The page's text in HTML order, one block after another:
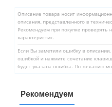
Описание товара носит
описания, представленного в
Рекомендуем при покупке проверять
характеристик.
Если Вы заметили ошибку в описании,
ошибкой и нажмите сочетание
будет указана ошибка. По желанию
Рекомендуем